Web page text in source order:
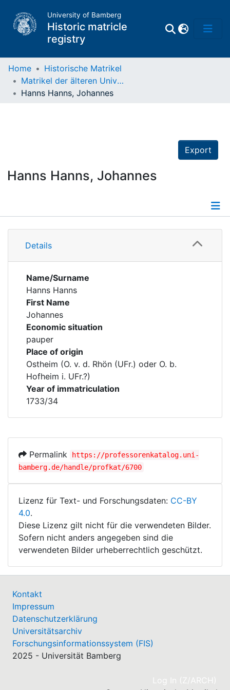
University of Bamberg
Historic matricle
registry
Matrikel
Home
Historische Matrikel
Matrikel der älteren Universität
Hanns Hanns, Johannes
Export
Hanns Hanns, Johannes
Details
Details
Name/Surname
Hanns Hanns
First Name
Johannes
Economic situation
pauper
Place of origin
Ostheim (O. v. d. Rhön (UFr.) oder O. b.
Hofheim i. UFr.?)
Year of immatriculation
1733/34
Permalink
https://professorenkatalog.uni-
bamberg.de/handle/profkat/6700
Lizenz für Text- und Forschungsdaten: CC-BY
4.0.
Diese Lizenz gilt nicht für die verwendeten Bilder.
Sofern nicht anders angegeben sind die
verwendeten Bilder urheberrechtlich geschützt.
Kontakt
Impressum
Datenschutzerklärung
Universitätsarchiv
Forschungsinformationssystem (FIS)
2025 - Universität Bamberg
Log In (Z/ARCH)